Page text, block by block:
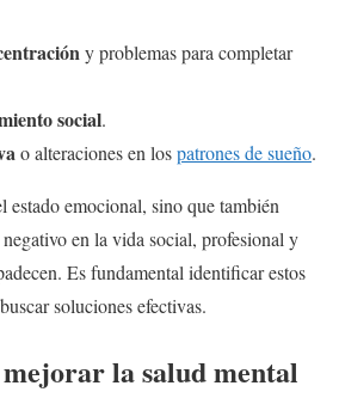
y problemas para completar
social.
o alteraciones en lospatrones de sueño.
emocional, sino que también
en la vida social, profesional y
Es fundamental identificar estos
soluciones efectivas.
la salud mental